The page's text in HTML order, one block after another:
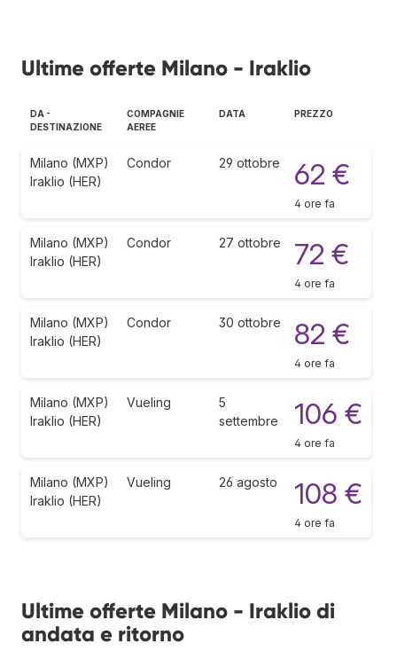
Ultime offerte Milano - Iraklio
DA -
DESTINAZIONE
COMPAGNIE
AEREE
DATA PREZZO
Milano (MXP)
Iraklio (HER)
Condor 29 ottobre 62 €
4 ore fa
Milano (MXP)
Iraklio (HER)
Condor 27 ottobre 72 €
4 ore fa
Milano (MXP)
Iraklio (HER)
Condor 30 ottobre 82 €
4 ore fa
Milano (MXP)
Iraklio (HER)
Vueling
5
settembre
106 €
4 ore fa
Milano (MXP)
Iraklio (HER)
Vueling 26 agosto 108 €
4 ore fa
Ultime offerte Milano - Iraklio di
andata e ritorno